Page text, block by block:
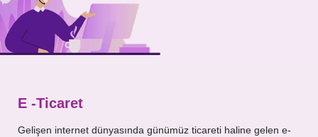
E -Ticaret
Gelişen internet dünyasında günümüz ticareti haline gelen e-